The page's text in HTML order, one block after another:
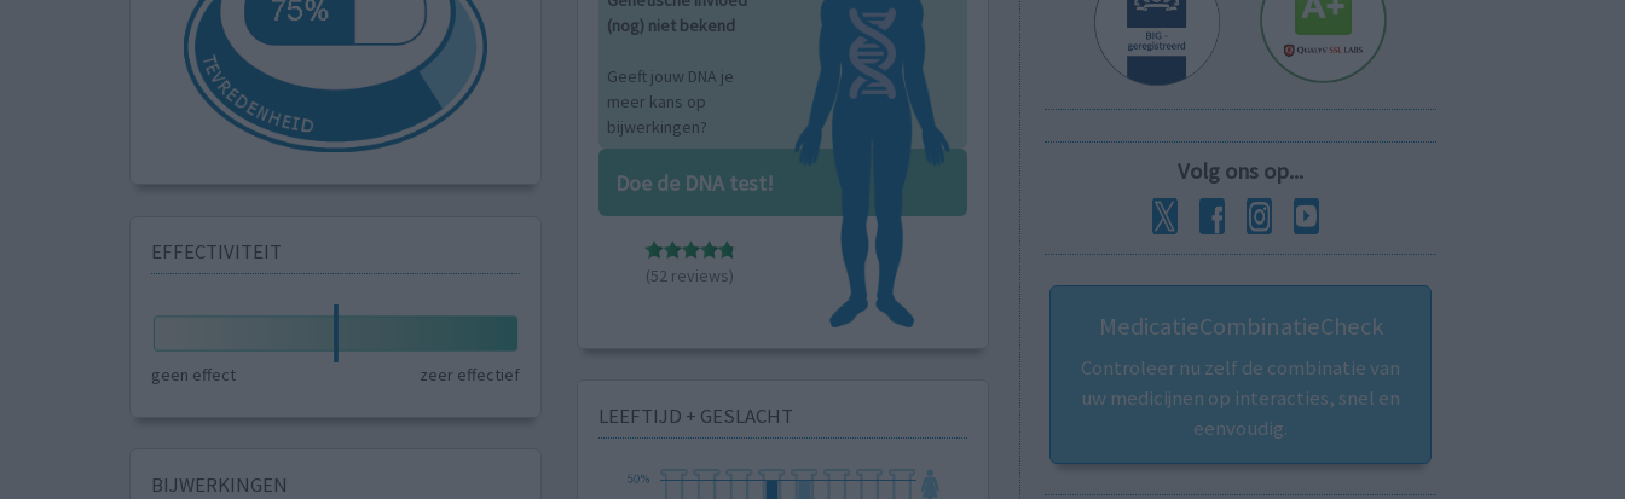
EFFECTIVITEIT
geen effect zeer effectief
BIJWERKINGEN
(nog) niet bekend
Geeft jouw DNA je
meer kans op
bijwerkingen?
Doe de DNA test!
(52 reviews)
LEEFTIJD + GESLACHT
Volg ons op...
MedicatieCombinatieCheck
Controleer nu zelf de combinatie van
uw medicijnen op interacties, snel en
eenvoudig.